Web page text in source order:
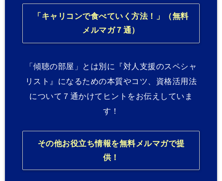
「キャリコンで食べていく方法！」（無料
メルマガ７通）
「傾聴の部屋」とは別に『対人支援のスペシャ
リスト』になるための本質やコツ、資格活用法
について７通かけてヒントをお伝えしていま
す！
その他お役立ち情報を無料メルマガで提
供！